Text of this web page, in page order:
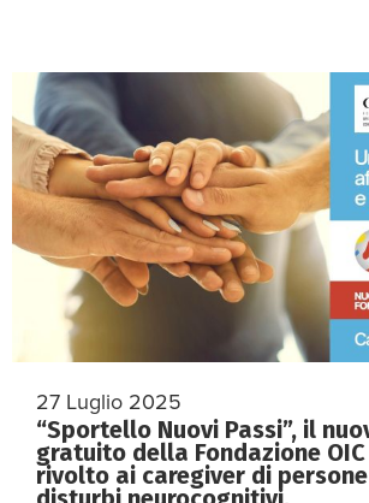
27 Luglio 2025
“Sportello Nuovi Passi”, il
gratuito della Fondazione
rivolto ai caregiver di